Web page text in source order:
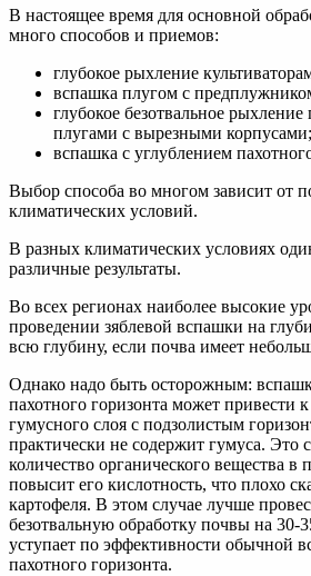
В настоящее время для основной
много способов и приемов:
глубокое рыхление
вспашка плугом с
глубокое безотвальное
плугами с вырезными корпусами;
вспашка с углублением
Выбор способа во многом зависит от
климатических условий.
В разных климатических условиях
различные результаты.
Во всех регионах наиболее высокие
проведении зяблевой вспашки на
всю глубину, если почва имеет
Однако надо быть осторожным:
пахотного горизонта может привести
гумусного слоя с подзолистым
практически не содержит гумуса. Это
количество органического вещества в
повысит его кислотность, что плохо
картофеля. В этом случае лучше
безотвальную обработку почвы на 30-
уступает по эффективности обычной
пахотного горизонта.